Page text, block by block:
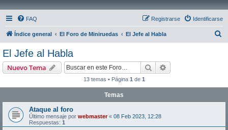
FAQ Identificarse
Registrarse
Índice general El Foro de Miniruedas El Jefe al Habla
El Jefe al Habla
Nuevo Tema Buscar
13 temas • Página 1 de 1
Temas
Ataque al foro
Último mensaje por webmaster« 08 Feb 2023, 12:28
Respuestas: 1